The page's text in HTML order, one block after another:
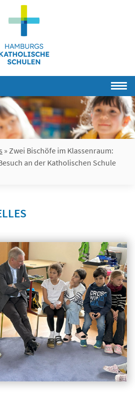
» Zwei Bischöfe im Klassenraum:
an der Katholischen Schule